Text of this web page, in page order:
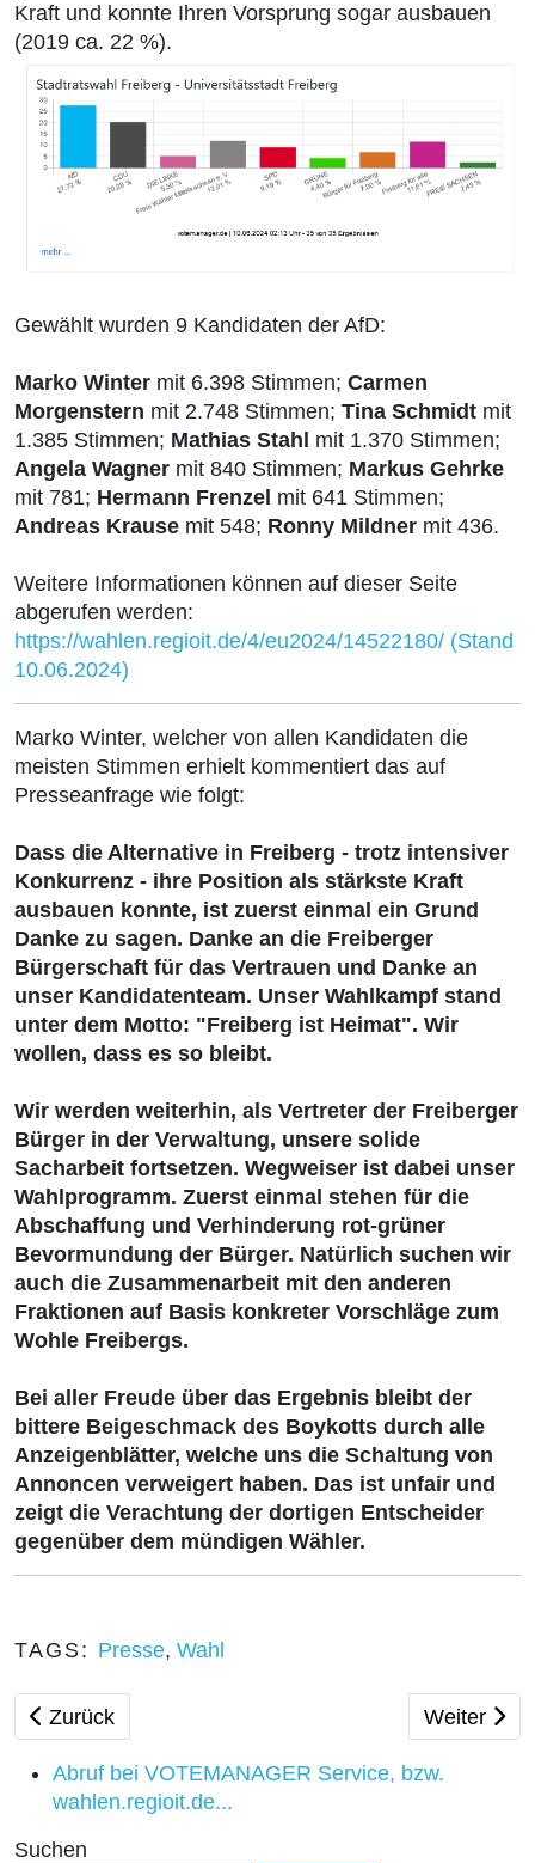
Kraft und konnte Ihren Vorsprung sogar ausbauen
(2019 ca. 22 %).
Gewählt wurden 9 Kandidaten der AfD:
Marko Winter mit 6.398 Stimmen; Carmen
Morgenstern mit 2.748 Stimmen; Tina Schmidt mit
1.385 Stimmen; Mathias Stahl mit 1.370 Stimmen;
Angela Wagner mit 840 Stimmen; Markus Gehrke
mit 781; Hermann Frenzel mit 641 Stimmen;
Andreas Krause mit 548; Ronny Mildner mit 436.
Weitere Informationen können auf dieser Seite
abgerufen werden:
https://wahlen.regioit.de/4/eu2024/14522180/ (Stand
10.06.2024)
Marko Winter, welcher von allen Kandidaten die
meisten Stimmen erhielt kommentiert das auf
Presseanfrage wie folgt:
Dass die Alternative in Freiberg - trotz intensiver
Konkurrenz - ihre Position als stärkste Kraft
ausbauen konnte, ist zuerst einmal ein Grund
Danke zu sagen. Danke an die Freiberger
Bürgerschaft für das Vertrauen und Danke an
unser Kandidatenteam. Unser Wahlkampf stand
unter dem Motto: "Freiberg ist Heimat". Wir
wollen, dass es so bleibt.
Wir werden weiterhin, als Vertreter der Freiberger
Bürger in der Verwaltung, unsere solide
Sacharbeit fortsetzen. Wegweiser ist dabei unser
Wahlprogramm. Zuerst einmal stehen für die
Abschaffung und Verhinderung rot-grüner
Bevormundung der Bürger. Natürlich suchen wir
auch die Zusammenarbeit mit den anderen
Fraktionen auf Basis konkreter Vorschläge zum
Wohle Freibergs.
Bei aller Freude über das Ergebnis bleibt der
bittere Beigeschmack des Boykotts durch alle
Anzeigenblätter, welche uns die Schaltung von
Annoncen verweigert haben. Das ist unfair und
zeigt die Verachtung der dortigen Entscheider
gegenüber dem mündigen Wähler.
TAGS: Presse, Wahl
Vorheriger Beitrag: 17. Juni 1953 - Gedenken und
Zurück Nächster
Weiter
Abruf bei VOTEMANAGER Service, bzw.
wahlen.regioit.de...
Suchen